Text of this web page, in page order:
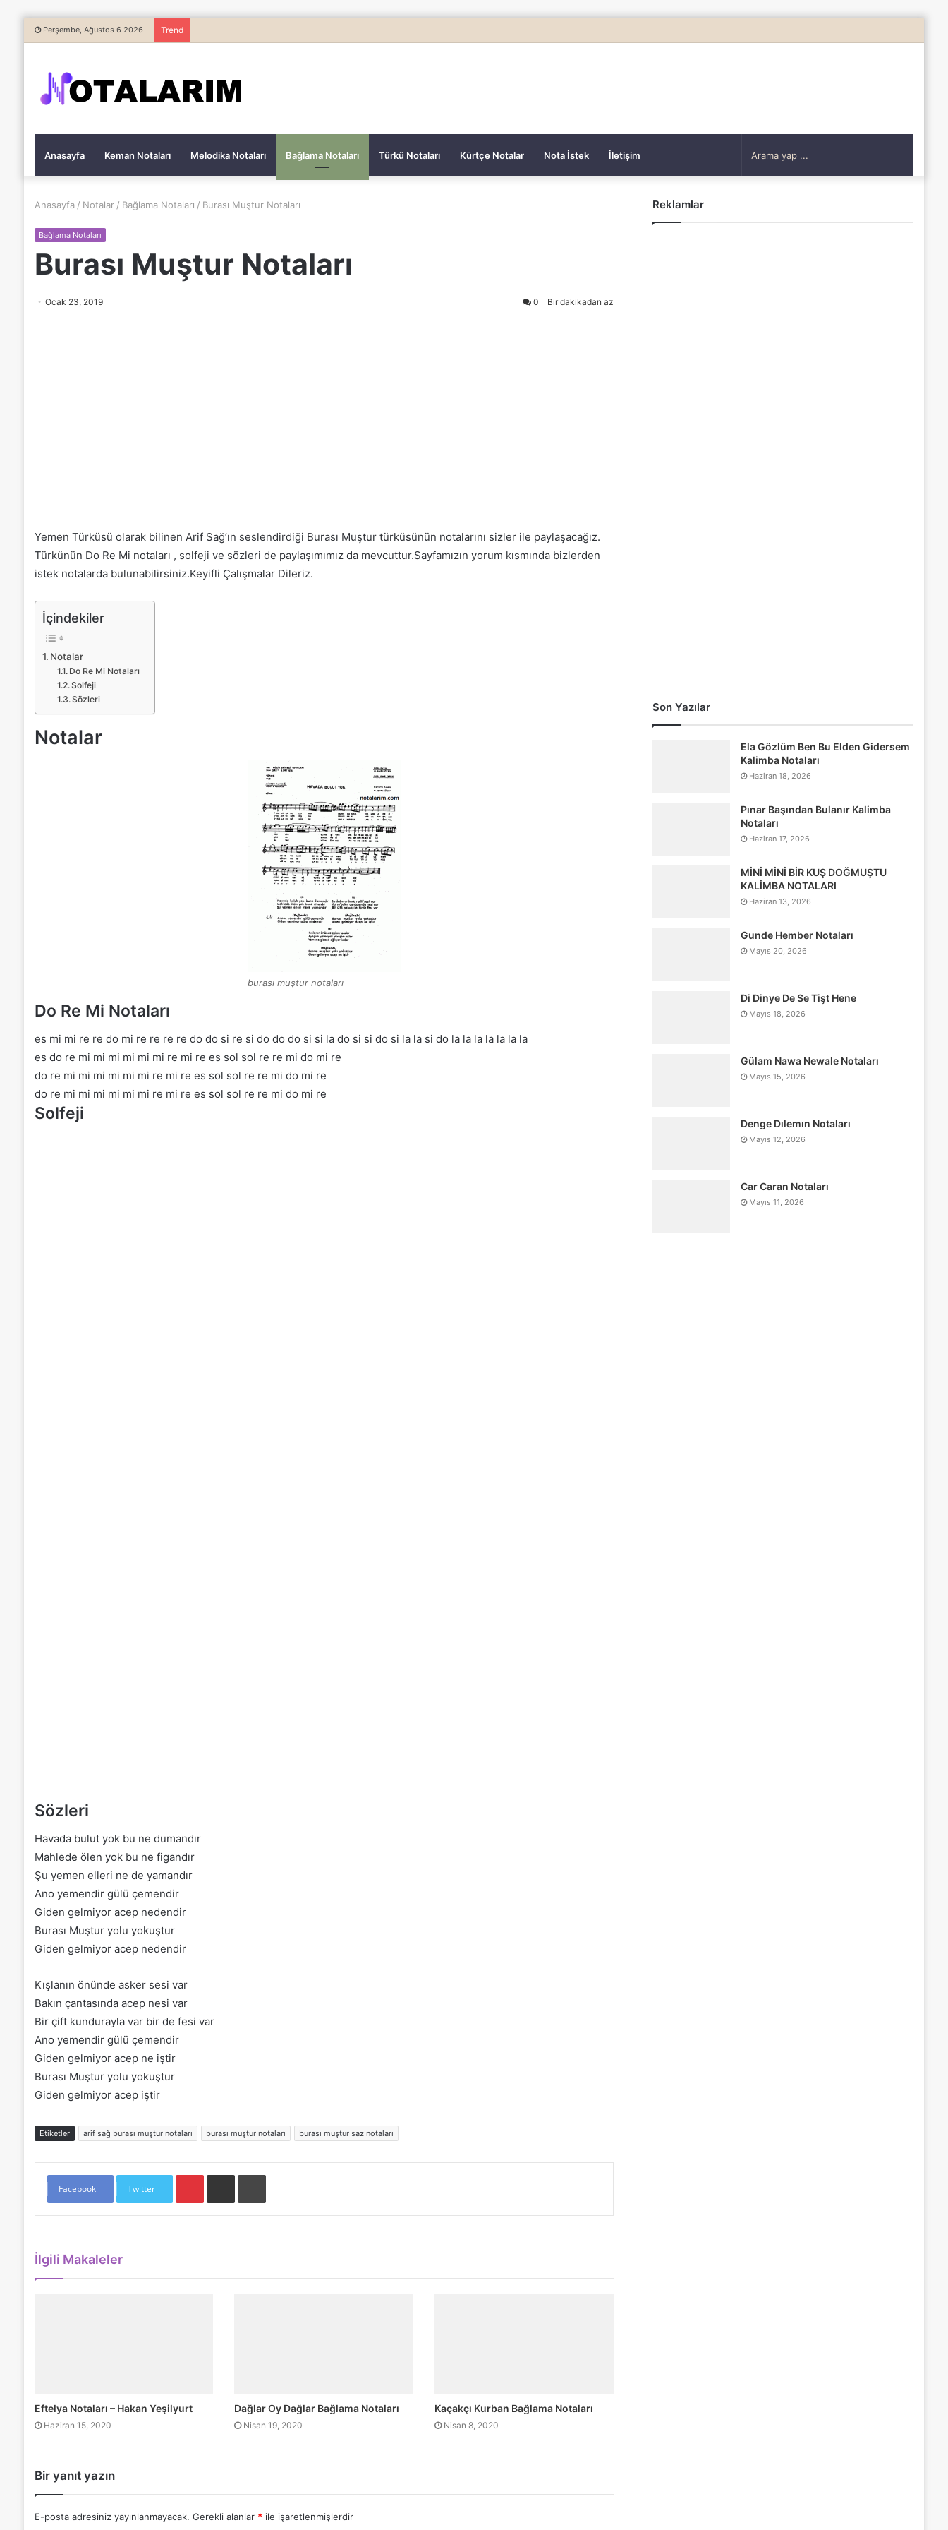
Perşembe, Ağustos 6 2026 Trend
Anasayfa Keman Notaları Melodika Notaları Bağlama Notaları Türkü Notaları Kürtçe Notalar Nota İstek İletişim
Anasayfa / Notalar / Bağlama Notaları / Burası Muştur Notaları
Bağlama Notaları
Burası Muştur Notaları
Ocak 23, 2019 0 Bir dakikadan az
Yemen Türküsü olarak bilinen Arif Sağ’ın seslendirdiği Burası Muştur türküsünün notalarını sizler ile paylaşacağız.
Türkünün Do Re Mi notaları , solfeji ve sözleri de paylaşımımız da mevcuttur.Sayfamızın yorum kısmında bizlerden
istek notalarda bulunabilirsiniz.Keyifli Çalışmalar Dileriz.
İçindekiler
Notalar
Do Re Mi Notaları
Solfeji
Sözleri
Notalar
burası muştur notaları
Do Re Mi Notaları
es mi mi re re do mi re re re re do do si re si do do do si si la do si si do si la la si do la la la la la la la
es do re mi mi mi mi mi mi re mi re es sol sol re re mi do mi re
do re mi mi mi mi mi mi re mi re es sol sol re re mi do mi re
do re mi mi mi mi mi mi re mi re es sol sol re re mi do mi re
Solfeji
Sözleri
Havada bulut yok bu ne dumandır
Mahlede ölen yok bu ne figandır
Şu yemen elleri ne de yamandır
Ano yemendir gülü çemendir
Giden gelmiyor acep nedendir
Burası Muştur yolu yokuştur
Giden gelmiyor acep nedendir
Kışlanın önünde asker sesi var
Bakın çantasında acep nesi var
Bir çift kundurayla var bir de fesi var
Ano yemendir gülü çemendir
Giden gelmiyor acep ne iştir
Burası Muştur yolu yokuştur
Giden gelmiyor acep iştir
Etiketler arif sağ burası muştur notaları burası muştur notaları burası muştur saz notaları
Facebook Twitter
Pinterest E-Posta ile paylaş Yazdır
İlgili Makaleler
Eftelya Notaları – Hakan Yeşilyurt
Haziran 15, 2020
Dağlar Oy Dağlar Bağlama Notaları
Nisan 19, 2020
Kaçakçı Kurban Bağlama Notaları
Nisan 8, 2020
Bir yanıt yazın
E-posta adresiniz yayınlanmayacak. Gerekli alanlar * ile işaretlenmişlerdir
Reklamlar
Son Yazılar
Ela Gözlüm Ben Bu Elden Gidersem
Kalimba Notaları
Haziran 18, 2026
Pınar Başından Bulanır Kalimba
Notaları
Haziran 17, 2026
MİNİ MİNİ BİR KUŞ DOĞMUŞTU
KALİMBA NOTALARI
Haziran 13, 2026
Gunde Hember Notaları
Mayıs 20, 2026
Di Dinye De Se Tişt Hene
Mayıs 18, 2026
Gülam Nawa Newale Notaları
Mayıs 15, 2026
Denge Dılemın Notaları
Mayıs 12, 2026
Car Caran Notaları
Mayıs 11, 2026